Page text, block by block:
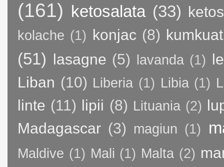
(161) ketosalata (33)
kolache (1) konjac (8) kumkuat
(51) lasagne (5) lavanda (1)
Liban (10) Liberia (1) Libia (1)
linte (11) lipii (8) Lituania (2)
Madagascar (3) magiun (1)
Maldive (1) Mali (1) Malta (2)